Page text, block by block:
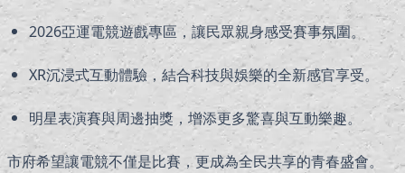
2026亞運電競遊戲專區，讓民眾親身感受賽事氛圍。
XR沉浸式互動體驗，結合科技與娛樂的全新感官享受。
明星表演賽與周邊抽獎，增添更多驚喜與互動樂趣。
市府希望讓電競不僅是比賽，更成為全民共享的青春盛會。